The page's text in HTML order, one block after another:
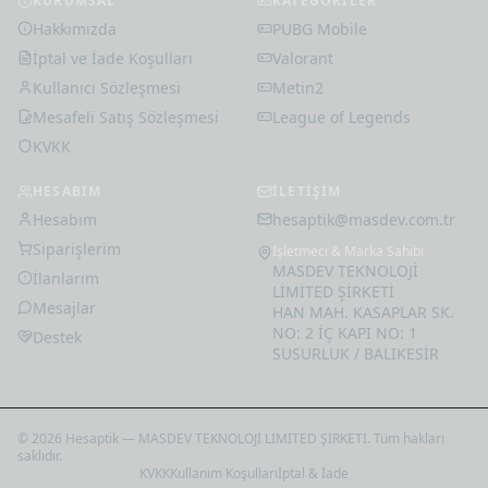
Hakkımızda
İptal ve İade Koşulları
Kullanıcı Sözleşmesi
Mesafeli Satış Sözleşmesi
KVKK
PUBG Mobile
Valorant
Metin2
League of Legends
Hesabım
Siparişlerim
İlanlarım
Mesajlar
Destek
hesaptik@masdev.com.tr
İşletmeci & Marka Sahibi
MASDEV TEKNOLOJİ
LİMİTED ŞİRKETİ
HAN MAH. KASAPLAR SK.
NO: 2 İÇ KAPI NO: 1
SUSURLUK / BALIKESİR
© 2026 Hesaptik — MASDEV TEKNOLOJİ LİMİTED ŞİRKETİ. Tüm hakları
saklıdır.
KVKKKullanım Koşullarıİptal & İade